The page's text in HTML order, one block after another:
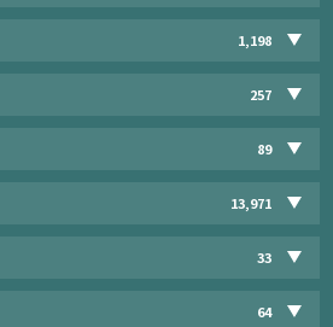
1,198
257
89
13,971
33
64